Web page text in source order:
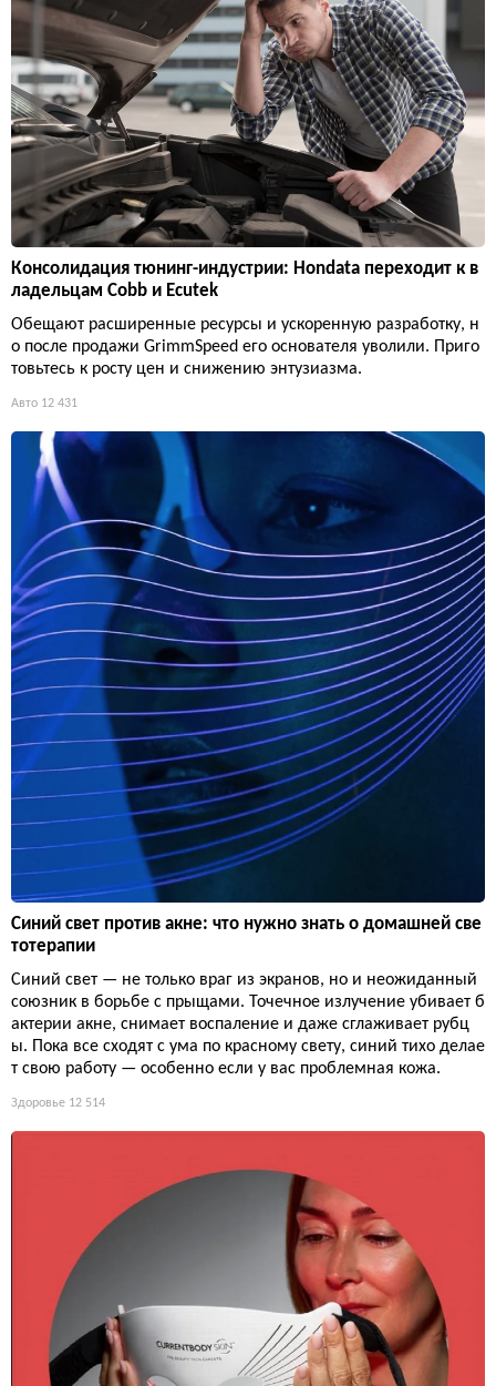
Консолидация тюнинг-индустрии: Hondata переходит к в
ладельцам Cobb и Ecutek
Обещают расширенные ресурсы и ускоренную разработку, н
о после продажи GrimmSpeed его основателя уволили. Приго
товьтесь к росту цен и снижению энтузиазма.
Авто 12 431
Синий свет против акне: что нужно знать о домашней све
тотерапии
Синий свет — не только враг из экранов, но и неожиданный
союзник в борьбе с прыщами. Точечное излучение убивает б
актерии акне, снимает воспаление и даже сглаживает рубц
ы. Пока все сходят с ума по красному свету, синий тихо делае
т свою работу — особенно если у вас проблемная кожа.
Здоровье 12 514